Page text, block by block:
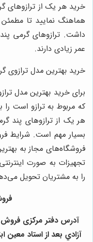
هر یک از ترازوهای گرمی
نمایید تا مطمئن
ترازوهای گرمی پند
زیادی دارند.
بهترین مدل ترازوی گرمی
خرید بهترین مدل
مربوط به ترازو است را
یک از ترازوهای پند
مهم است. شرایط
مجاز به
به صورت اینترنتی
به مشتریان تحویل می‌دهد.
آدرس دفتر مرکزی فروش و